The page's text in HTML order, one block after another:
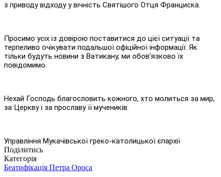
з приводу відходу у вічність Святішого Отця Франциска.
Просимо усіх із довірою поставитися до цієї ситуації та
терпеливо очікувати подальшої офіційної інформації. Як
тільки будуть новини з Ватикану, ми обов’язково їх
повідомимо.
Нехай Господь благословить кожного, хто молиться за мир,
за Церкву і за прославу її мучеників.
Управління Мукачівської греко-католицької єпархії
Поділитись
Категорія
Беатифікація Петра Ороса